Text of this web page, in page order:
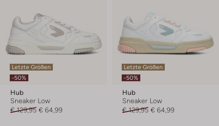
Letzte Größen
-50%
Hub
Sneaker Low
€ 129,95 € 64,99
Letzte Größen
-50%
Hub
Sneaker Low
€ 129,95 € 64,99